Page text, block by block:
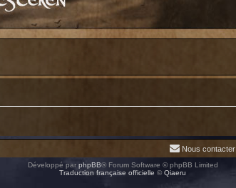
Nous contacter
Développé par phpBB® Forum Software © phpBB Limited
Traduction française officielle ©Qiaeru